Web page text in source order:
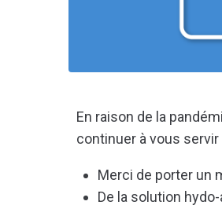
En raison de la
continuer à vous
Merci de porter un
De la solution